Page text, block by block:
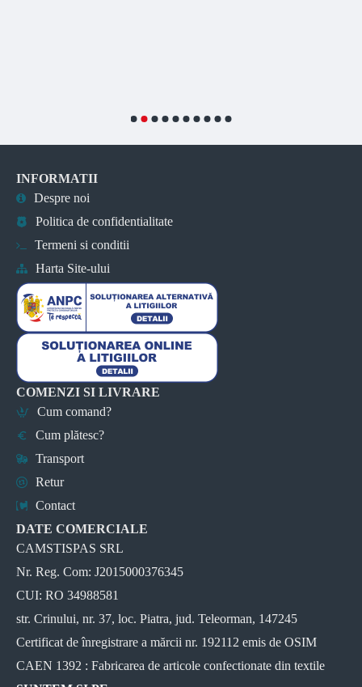
INFORMATII
Despre noi
Politica de confidentialitate
Termeni si conditii
Harta Site-ului
COMENZI SI LIVRARE
Cum comand?
Cum plătesc?
Transport
Retur
Contact
DATE COMERCIALE
CAMSTISPAS SRL
Nr. Reg. Com: J2015000376345
CUI: RO 34988581
str. Crinului, nr. 37, loc. Piatra, jud. Teleorman, 147245
Certificat de înregistrare a mărcii nr. 192112 emis de OSIM
CAEN 1392 : Fabricarea de articole confectionate din textile